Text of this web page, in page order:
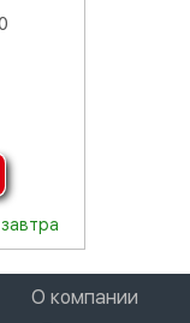
О компании